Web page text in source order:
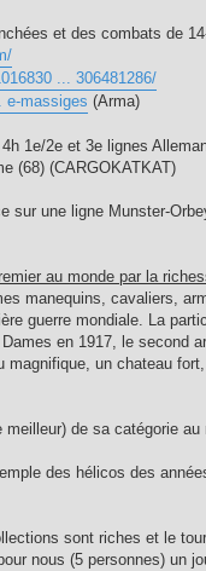
et des combats de
... 306481286/
e-massiges (Arma)
1e/2e et 3e lignes
(68) (CARGOKATKAT)
sur une ligne Munster-
au monde par la
manequins, cavaliers,
guerre mondiale. La
en 1917, le second
un chateau
de sa catégorie au
des hélicos des
sont riches et le
nous (5 personnes) un